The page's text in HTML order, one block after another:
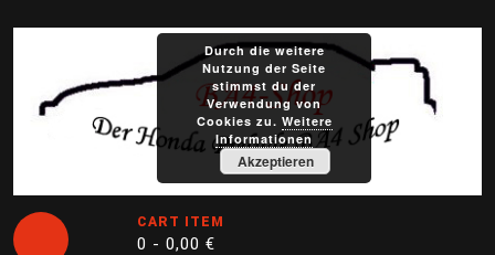
CART ITEM
0 - 0,00 €
Durch die weitere
Nutzung der Seite
stimmst du der
Verwendung von
Cookies zu. Weitere
Informationen
Akzeptieren